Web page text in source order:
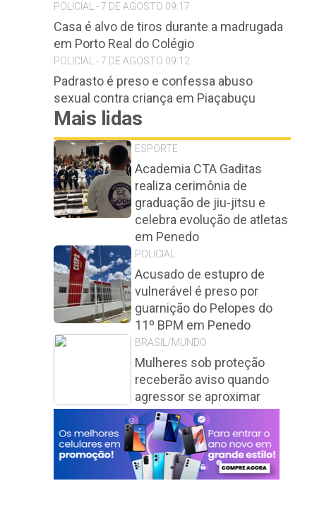
POLICIAL - 7 DE AGOSTO 09:17
Casa é alvo de tiros durante a madrugada
em Porto Real do Colégio
POLICIAL - 7 DE AGOSTO 09:12
Padrasto é preso e confessa abuso
sexual contra criança em Piaçabuçu
Mais lidas
ESPORTE
Academia CTA Gaditas
realiza cerimônia de
graduação de jiu-jitsu e
celebra evolução de atletas
em Penedo
POLICIAL
Acusado de estupro de
vulnerável é preso por
guarnição do Pelopes do
11º BPM em Penedo
BRASIL/MUNDO
Mulheres sob proteção
receberão aviso quando
agressor se aproximar